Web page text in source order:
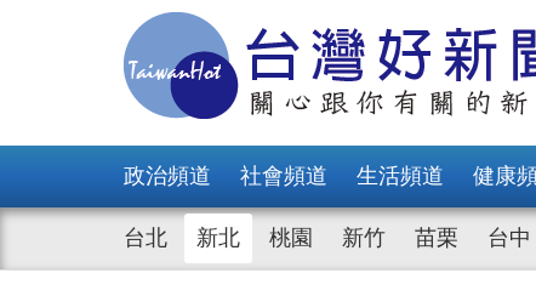
政治頻道 社會頻道 生活頻道 健康
台北 新北 桃園 新竹 苗栗 台中